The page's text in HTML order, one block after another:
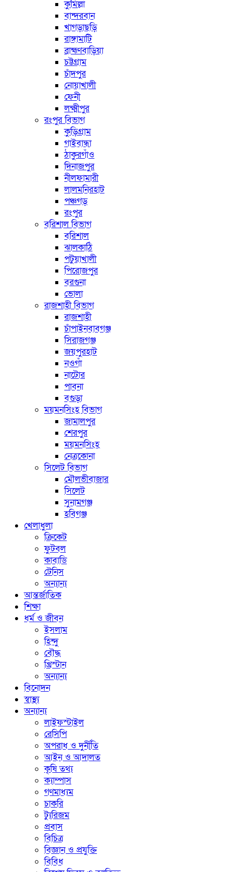
কুমিল্লা
বান্দরবান
খাগড়াছড়ি
রাঙ্গামাটি
ব্রাহ্মণবাড়িয়া
চট্টগ্রাম
চাঁদপুর
নোয়াখালী
ফেনী
লক্ষ্মীপুর
রংপুর বিভাগ
কুড়িগ্রাম
গাইবান্ধা
ঠাকুরগাঁও
দিনাজপুর
নীলফামারী
লালমনিরহাট
পঞ্চগড়
রংপুর
বরিশাল বিভাগ
বরিশাল
ঝালকাঠি
পটুয়াখালী
পিরোজপুর
বরগুনা
ভোলা
রাজশাহী বিভাগ
রাজশাহী
চাঁপাইনবাবগঞ্জ
সিরাজগঞ্জ
জয়পুরহাট
নওগাঁ
নাটোর
পাবনা
বগুড়া
ময়মনসিংহ বিভাগ
জামালপুর
শেরপুর
ময়মনসিংহ
নেত্রকোনা
সিলেট বিভাগ
মৌলভীবাজার
সিলেট
সুনামগঞ্জ
হবিগঞ্জ
খেলাধুলা
ক্রিকেট
ফুটবল
কাবাডি
টেনিস
অন্যান্য
আন্তর্জাতিক
শিক্ষা
ধর্ম ও জীবন
ইসলাম
হিন্দু
বৌদ্ধ
খ্রিস্টান
অন্যান্য
বিনোদন
স্বাস্থ্য
অন্যান্য
লাইফস্টাইল
রেসিপি
অপরাধ ও দুর্নীতি
আইন ও আদালত
কৃষি তথ্য
ক্যাম্পাস
গণমাধ্যম
চাকরি
ট্যুরিজম
প্রবাস
বিচিত্র
বিজ্ঞান ও প্রযুক্তি
বিবিধ